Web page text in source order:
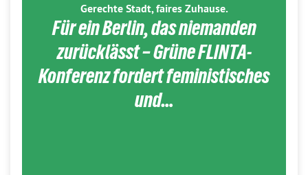
Gerechte Stadt, faires Zuhause.
Für ein Berlin, das niemanden
zurücklässt – Grüne FLINTA-
Konferenz fordert feministisches
und…